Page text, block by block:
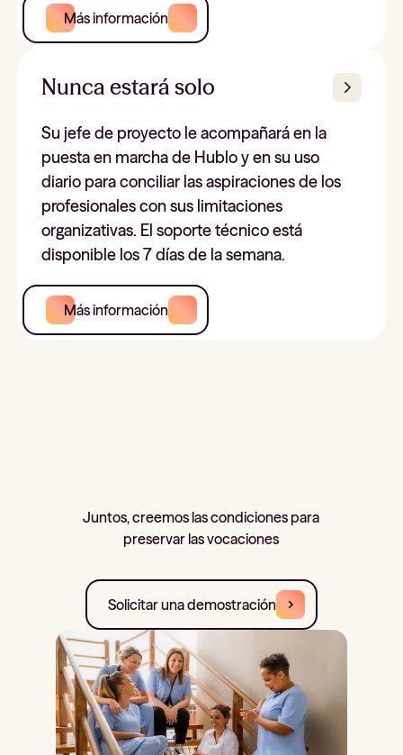
Más información
Nunca estará solo
Su jefe de proyecto le acompañará en la
puesta en marcha de Hublo y en su uso
diario para conciliar las aspiraciones de los
profesionales con sus limitaciones
organizativas. El soporte técnico está
disponible los 7 días de la semana.
Más información
Juntos, creemos las condiciones para
preservar las vocaciones
Solicitar una demostración